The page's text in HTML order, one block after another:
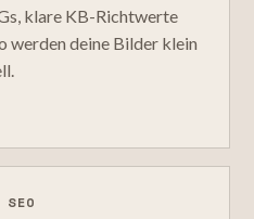
klare KB-Richtwerte
werden deine Bilder klein